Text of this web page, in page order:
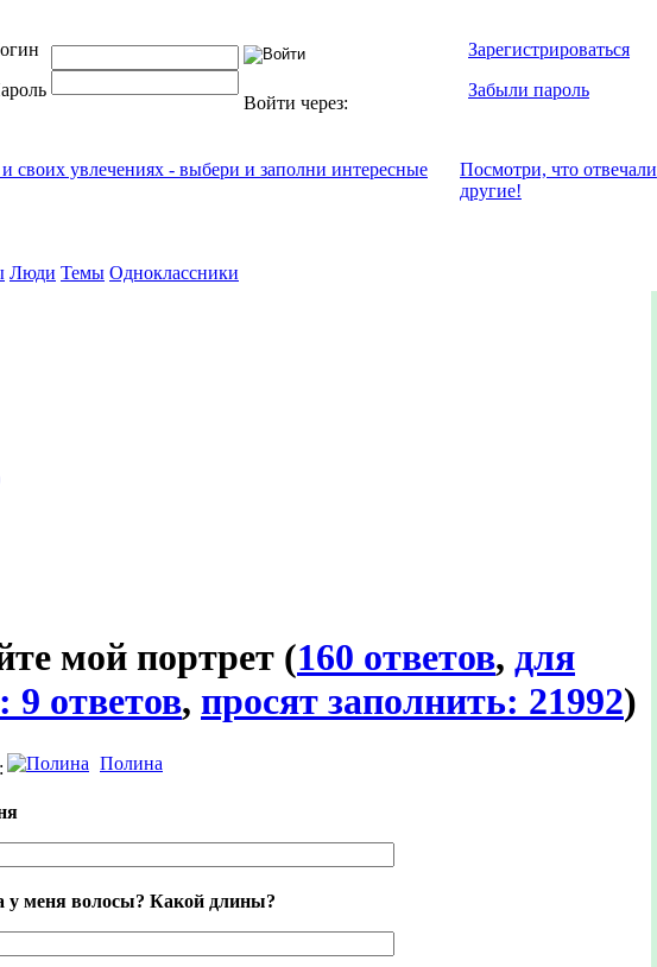
Войти через:
Зарегистрироваться
Забыли пароль
своих увлечениях - выбери и заполни интересные
Посмотри, что отвeчали
другие!
Люди Темы Одноклассники
мой портрет (160 ответов, для
ответов, просят заполнить: 21992)
Полина
у меня волосы? Какой длины?